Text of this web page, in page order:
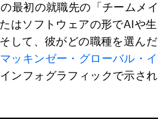
最初の就職先の「チームメイ
はソフトウェアの形でAIや生
して、彼がどの職種を選んだ
マッキンゼー・グローバル・イ
ンフォグラフィックで示され